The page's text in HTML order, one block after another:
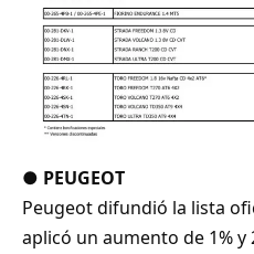
● PEUGEOT
Peugeot difundió la lista
aplicó un aumento de 1% y